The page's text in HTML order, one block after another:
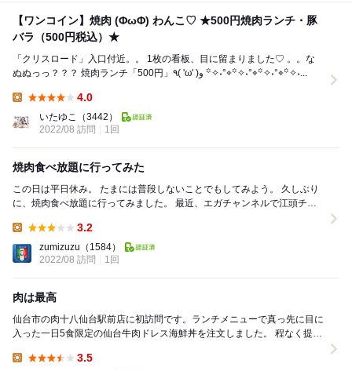
【ワンコイン】焼肉 (ΦωΦ) わんこ♡ ★500円焼肉ランチ・豚
バラ（500円税込）★
「クリスロード」入口付近。。 1枚の看板、目に留まりました♡ 。。な
ぬぬっっ？？？ 焼肉ランチ「500円」٩( 'ω' )و ꙳✧˖°⌖꙳✧˖°⌖꙳✧˖°⌖꙳✧˖...
4.0
いたゆこ
（3442）
2022/08 訪問
1回
焼肉食べ放題に行ってみた
この日は平日休み。 たまには普段しないことでもしてみよう。 久しぶり
に、焼肉食べ放題に行ってみました。 最近、エガチャンネルで江頭チー
3.2
zumizuzu （1584）
2022/08 訪問
1回
肉は最高
仙台市の肉十八仙台駅前店に初訪問です。ランチメニューで真っ先に目に
入った一日5食限定の仙台牛肉ドレス海鮮丼を注文しました。 程なく提供
3.5